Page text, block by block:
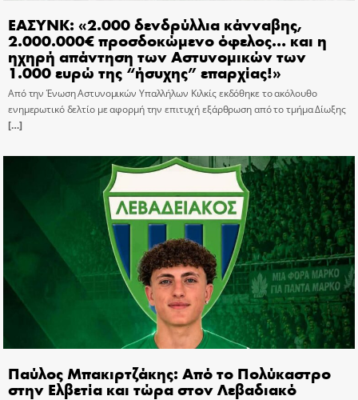
ΕΑΣΥΝΚ: «2.000 δενδρύλλια κάνναβης,
2.000.000€ προσδοκώμενο όφελος… και η
ηχηρή απάντηση των Αστυνομικών των
1.000 ευρώ της “ήσυχης” επαρχίας!»
Από την Ένωση Αστυνομικών Υπαλλήλων Κιλκίς εκδόθηκε το ακόλουθο
ενημερωτικό δελτίο με αφορμή την επιτυχή εξάρθρωση από το τμήμα Δίωξης
[…]
Παύλος Μπακιρτζάκης: Από το Πολύκαστρο
στην Ελβετία και τώρα στον Λεβαδιακό